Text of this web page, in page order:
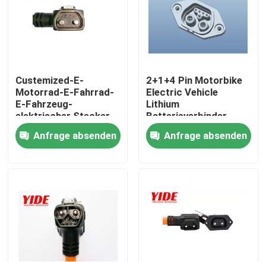
Produkte
E-Fahrrad-Verbindungsstück
Motorrad-elektrisches Verbindungsstück
Roller-Batterieverbinder
Aufladungsstapel EV
Custemized-E-
Motorrad-E-Fahrrad-
E-Fahrzeug-
elektrischer Stecker
u. Sockel
Anfrage absenden
2+1+4 Pin Motorbike
Electric Vehicle
Lithium
Batterieverbinder
Anfrage absenden